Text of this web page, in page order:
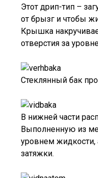
Этот дрип-тип –
от брызг и чтобы
Крышка
отверстия за
Стеклянный бак
В нижней части
Выполненную из
уровнем жидкости,
затяжки.